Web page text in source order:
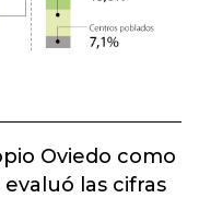
Oviedo como
las cifras